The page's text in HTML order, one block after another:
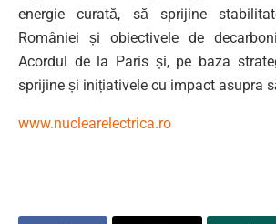
energie curată, să sprijine
României și obiectivele de
Acordul de la Paris și, pe baza
sprijine și inițiativele cu impact asupra
www.nuclearelectrica.ro